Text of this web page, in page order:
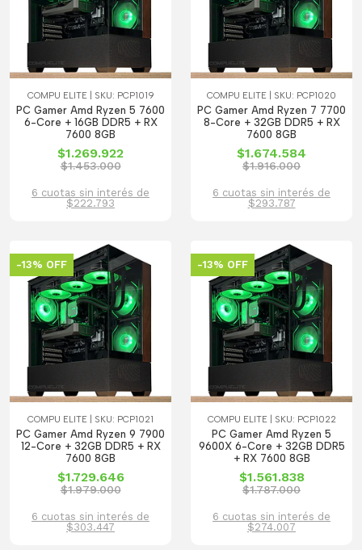
COMPU ELITE | SKU: PCP1019
PC Gamer Amd Ryzen 5 7600
6-Core + 16GB DDR5 + RX
7600 8GB
$1.269.922
$1.453.000
6 cuotas sin interés de
$222.793
COMPU ELITE | SKU: PCP1020
PC Gamer Amd Ryzen 7 7700
8-Core + 32GB DDR5 + RX
7600 8GB
$1.674.584
$1.916.000
6 cuotas sin interés de
$293.787
-13% OFF
COMPU ELITE | SKU: PCP1021
PC Gamer Amd Ryzen 9 7900
12-Core + 32GB DDR5 + RX
7600 8GB
$1.729.646
$1.979.000
6 cuotas sin interés de
$303.447
-13% OFF
COMPU ELITE | SKU: PCP1022
PC Gamer Amd Ryzen 5
9600X 6-Core + 32GB DDR5
+ RX 7600 8GB
$1.561.838
$1.787.000
6 cuotas sin interés de
$274.007